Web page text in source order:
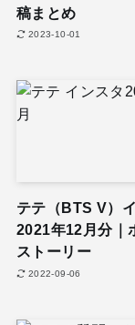
稿まとめ
2023-10-01
テテ（BTS V）
2021年12月分｜
ストーリー
2022-09-06